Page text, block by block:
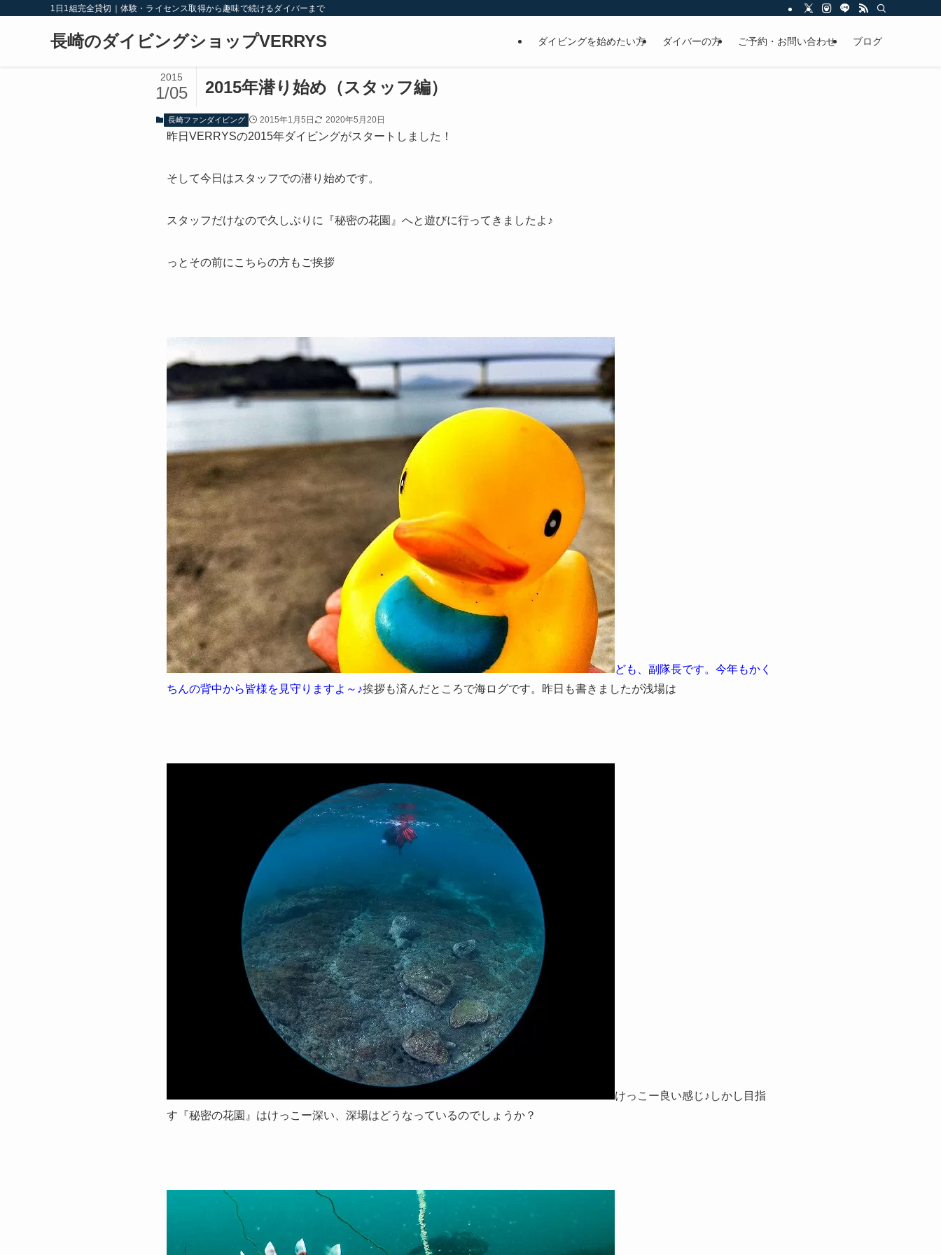
1日1組完全貸切｜体験・ライセンス取得から趣味で続けるダイバーまで
長崎のダイビングショップVERRYS ダイビングを始めたい方 ダイバーの方 ご予約・お問い合わせ ブログ
2015年潜り始め（スタッフ編）
2015
1/05
長崎ファンダイビング 2015年1月5日 2020年5月20日
昨日VERRYSの2015年ダイビングがスタートしました！
そして今日はスタッフでの潜り始めです。
スタッフだけなので久しぶりに『秘密の花園』へと遊びに行ってきましたよ♪
っとその前にこちらの方もご挨拶
ども、副隊長です。今年もかく
ちんの背中から皆様を見守りますよ～♪挨拶も済んだところで海ログです。昨日も書きましたが浅場は
けっこー良い感じ♪しかし目指
す『秘密の花園』はけっこー深い、深場はどうなっているのでしょうか？